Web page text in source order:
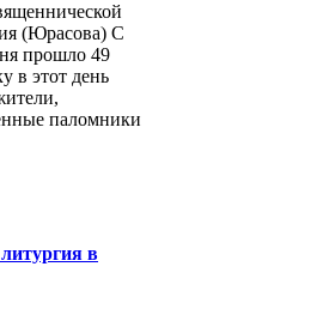
(Юрасова) С
прошло 49
в этот день
паломники
в